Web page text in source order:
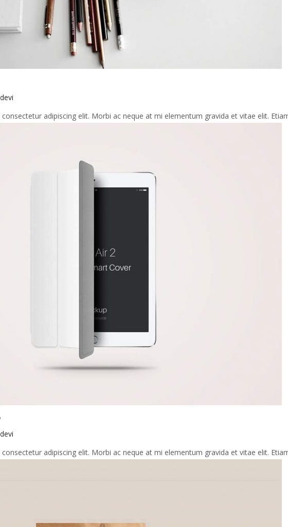
adipiscing elit. Morbi ac neque at mi elementum gravida et vitae elit.
adipiscing elit. Morbi ac neque at mi elementum gravida et vitae elit.